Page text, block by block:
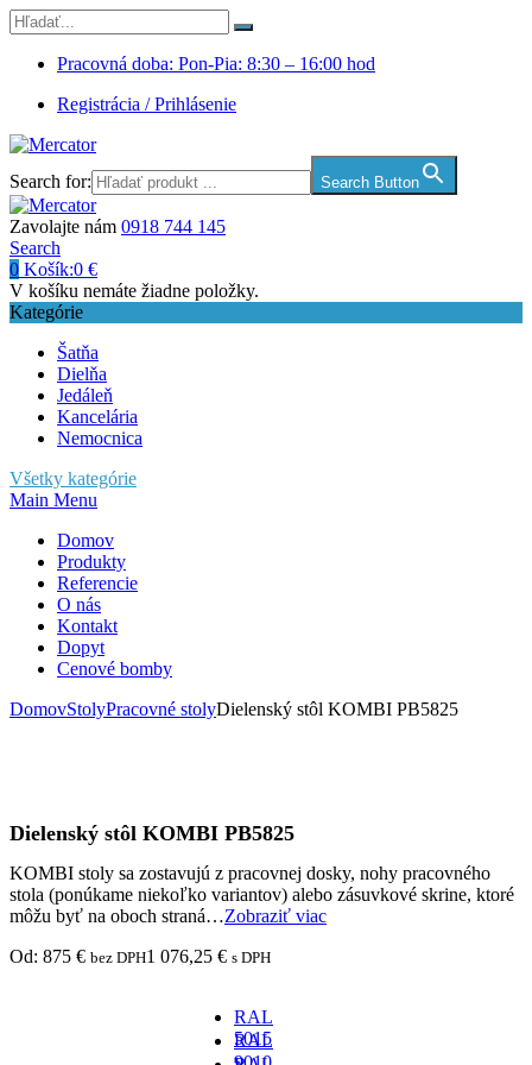
Pracovná doba: Pon-Pia: 8:30 – 16:00 hod
Registrácia / Prihlásenie
Search for: Search Button
Zavolajte nám 0918 744 145
Search
0 Košík:0 €
V košíku nemáte žiadne položky.
Kategórie
Šatňa
Dielňa
Jedáleň
Kancelária
Nemocnica
Všetky kategórie
Main Menu
Domov
Produkty
Referencie
O nás
Kontakt
Dopyt
Cenové bomby
DomovStolyPracovné stolyDielenský stôl KOMBI PB5825
Dielenský stôl KOMBI PB5825
KOMBI stoly sa zostavujú z pracovnej dosky, nohy pracovného
stola (ponúkame niekoľko variantov) alebo zásuvkové skrine, ktoré
môžu byť na oboch straná…Zobraziť viac
Od: 875 € bez DPH1 076,25 € s DPH
RAL
5015
-
RAL